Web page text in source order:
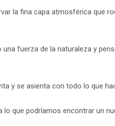
la fina capa atmosférica que
fuerza de la naturaleza y
y se asienta con todo lo que
que podríamos encontrar un